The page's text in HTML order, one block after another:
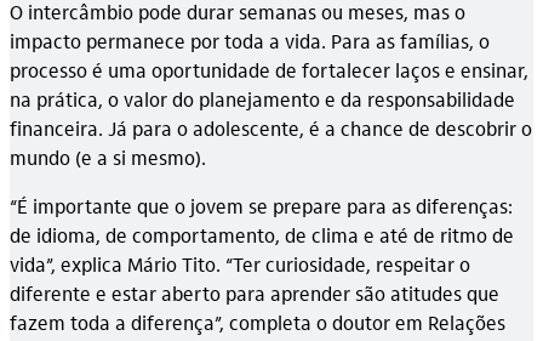
O intercâmbio pode durar semanas ou meses, mas o
impacto permanece por toda a vida. Para as famílias, o
processo é uma oportunidade de fortalecer laços e ensinar,
na prática, o valor do planejamento e da responsabilidade
financeira. Já para o adolescente, é a chance de descobrir o
mundo (e a si mesmo).
“É importante que o jovem se prepare para as diferenças:
de idioma, de comportamento, de clima e até de ritmo de
vida”, explica Mário Tito. “Ter curiosidade, respeitar o
diferente e estar aberto para aprender são atitudes que
fazem toda a diferença”, completa o doutor em Relações